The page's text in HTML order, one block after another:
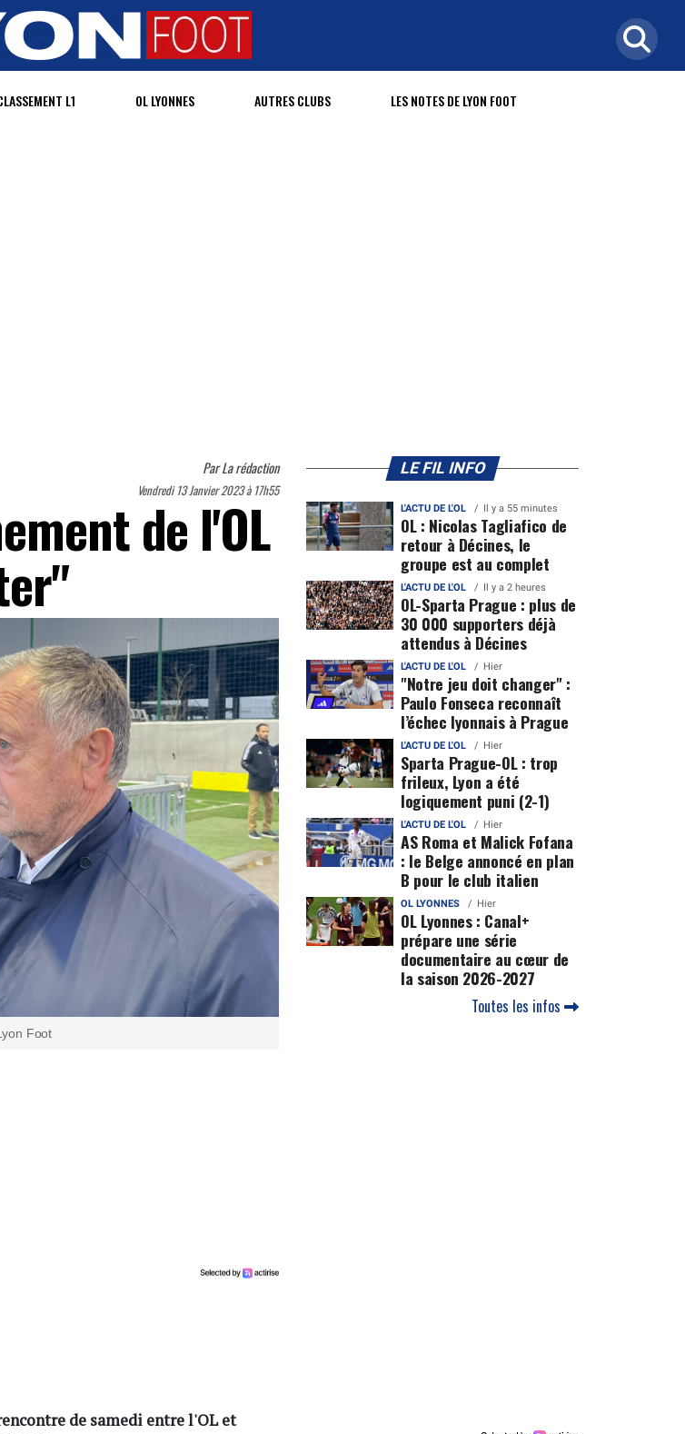
L1 OL LYONNES AUTRES CLUBS LES NOTES DE LYON FOOT
ParLa rédaction
Vendredi 13 Janvier 2023 à 17h55
de l'OL
Foot
de samedi entre l'OL et
LE FIL INFO
L'ACTU DE L'OL Il y a 55 minutes
OL : Nicolas Tagliafico de
retour à Décines, le
groupe est au complet
L'ACTU DE L'OL Il y a 2 heures
OL-Sparta Prague : plus de
30 000 supporters déjà
attendus à Décines
L'ACTU DE L'OL Hier
"Notre jeu doit changer" :
Paulo Fonseca reconnaît
l’échec lyonnais à Prague
L'ACTU DE L'OL Hier
Sparta Prague-OL : trop
frileux, Lyon a été
logiquement puni (2-1)
L'ACTU DE L'OL Hier
AS Roma et Malick Fofana
: le Belge annoncé en plan
B pour le club italien
OL LYONNES Hier
OL Lyonnes : Canal+
prépare une série
documentaire au cœur de
la saison 2026-2027
Toutes les infos